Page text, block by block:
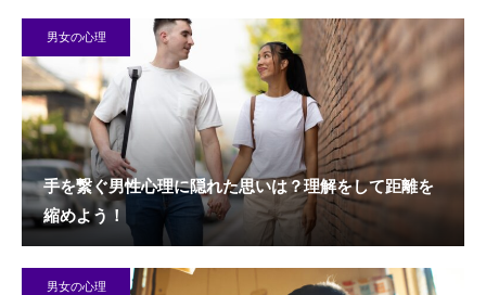
男女の心理
手を繋ぐ男性心理に隠れた思いは？理解をして距離を
縮めよう！
男女の心理